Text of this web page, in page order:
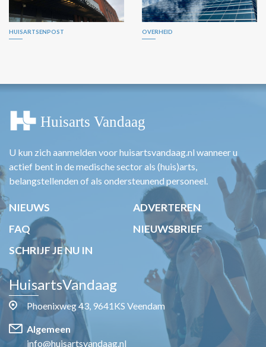
HUISARTSENPOST OVERHEID
U kun zich aanmelden voor huisartsvandaag.nl wanneer u
actief bent in de medische sector als (huis)arts,
belangstellenden of als ondersteunend personeel.
NIEUWS
ADVERTEREN
FAQ
NIEUWSBRIEF
SCHRIJF JE NU IN
HuisartsVandaag
Phoenixweg 43, 9641KS Veendam
Algemeen
info@huisartsvandaag.nl